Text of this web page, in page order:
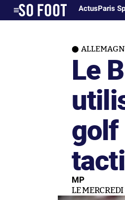
ActusParis
Le
golf
MP
LE